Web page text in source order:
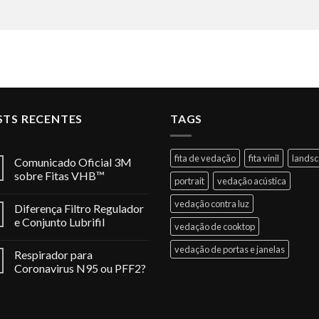
RECENTES
Comunicado Oficial 3M
sobre Fitas VHB™
Diferença Filtro Regulador
e Conjunto Lubrifil
Respirador para
Coronavirus N95 ou PFF2?
TAGS
fita de vedação fita vinil
portrait
vedação acústica
vedação contra luz
vedação de cooktop
vedação de portas e janelas